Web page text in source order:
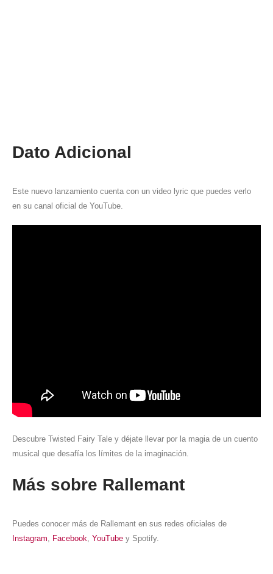
Dato Adicional
Este nuevo lanzamiento cuenta con un video lyric que puedes verlo
en su canal oficial de YouTube.
Descubre Twisted Fairy Tale y déjate llevar por la magia de un cuento
musical que desafía los límites de la imaginación.
Más sobre Rallemant
Puedes conocer más de Rallemant en sus redes oficiales de
Instagram
Facebook YouTube y Spotify.